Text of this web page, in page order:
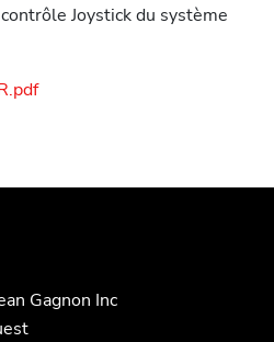
Joystick du système
Gagnon Inc